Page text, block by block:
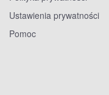
Ustawienia prywatności
Pomoc